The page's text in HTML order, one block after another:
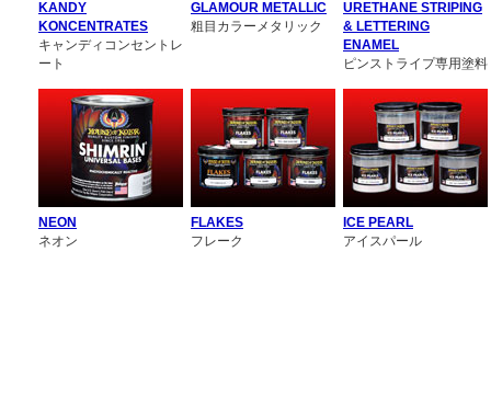
KANDY
KONCENTRATES
キャンディコンセントレ
ート
GLAMOUR METALLIC
粗目カラーメタリック
URETHANE STRIPING
& LETTERING
ENAMEL
ピンストライプ専用塗料
NEON
ネオン
FLAKES
フレーク
ICE PEARL
アイスパール